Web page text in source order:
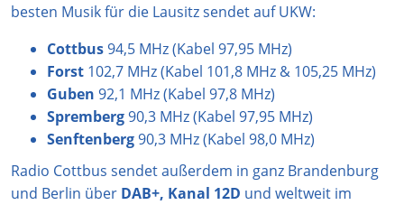
besten Musik für die Lausitz sendet auf UKW:
Cottbus94,5 MHz (Kabel 97,95 MHz)
Forst 102,7 MHz (Kabel 101,8 MHz & 105,25 MHz)
Guben 92,1 MHz (Kabel 97,8 MHz)
Spremberg90,3 MHz (Kabel 97,95 MHz)
Senftenberg90,3 MHz (Kabel 98,0 MHz)
Radio Cottbus sendet außerdem in ganz Brandenburg
und Berlin über DAB+, Kanal 12D und weltweit im